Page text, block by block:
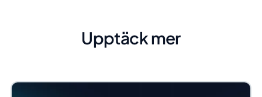
Upptäck mer